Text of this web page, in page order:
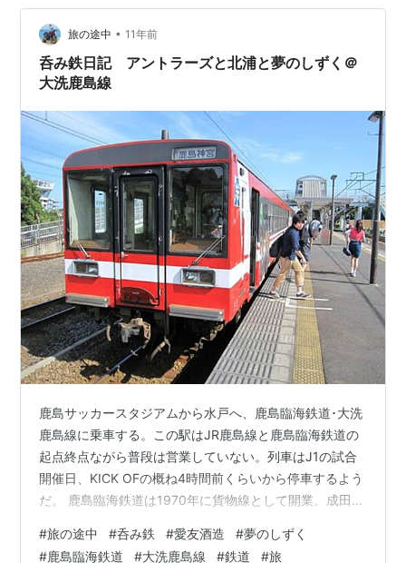
ァンしか買わないので需要が限られると思われる） ガル
パンはTVアニメは見ていたしパチスロも好きだったし大
洗鹿島線も何回か乗ったことがあるので、前々から気に
はなっていたのだけれども…
旅の途中 • 11年前
呑み鉄日記 アントラーズと北浦と夢のしずく＠
大洗鹿島線
鹿島サッカースタジアムから水戸へ、鹿島臨海鉄道･大洗
鹿島線に乗車する。この駅はJR鹿島線と鹿島臨海鉄道の
起点終点ながら普段は営業していない。列車はJ1の試合
開催日、KICK OFの概ね4時間前くらいから停車するよう
だ。 鹿島臨海鉄道は1970年に貨物線として開業。成田空
ル機関車に牽かれた長大なタンク車の写真や映像を見た
#旅の途中 #呑み鉄 #愛友酒造 #夢のしずく
#鹿島臨海鉄道 #大洗鹿島線 #鉄道 #旅